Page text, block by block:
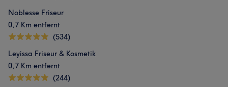
Noblesse Friseur
0,7 Km entfernt
(534)
Leyissa Friseur & Kosmetik
0,7 Km entfernt
(244)